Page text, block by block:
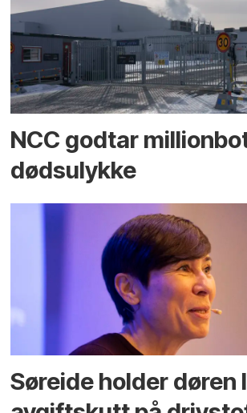
NCC godtar
dødsulykke
Søreide holder døren